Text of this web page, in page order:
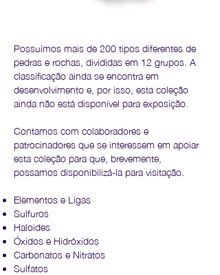
Possuímos mais de 200 tipos diferentes de
pedras e rochas, divididas em 12 grupos. A
classificação ainda se encontra em
desenvolvimento e, por isso, esta coleção
ainda não está disponível para exposição.
Contamos com colaboradores e
patrocinadores que se interessem em apoiar
esta coleção para que, brevemente,
possamos disponibilizá-la para visitação.
Elementos e Ligas
Sulfuros
Haloides
Óxidos e Hidróxidos
Carbonatos e Nitratos
Sulfatos